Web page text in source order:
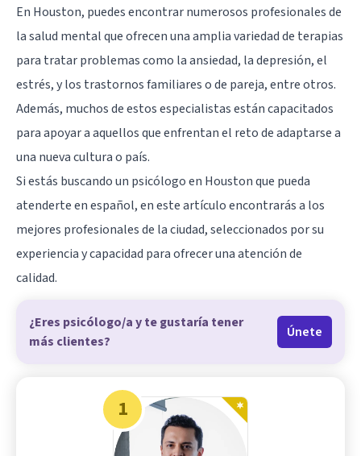
En Houston, puedes encontrar numerosos profesionales de
la salud mental que ofrecen una amplia variedad de terapias
para tratar problemas como la ansiedad, la depresión, el
estrés, y los trastornos familiares o de pareja, entre otros.
Además, muchos de estos especialistas están capacitados
para apoyar a aquellos que enfrentan el reto de adaptarse a
una nueva cultura o país.
Si estás buscando un psicólogo en Houston que pueda
atenderte en español, en este artículo encontrarás a los
mejores profesionales de la ciudad, seleccionados por su
experiencia y capacidad para ofrecer una atención de
calidad.
¿Eres psicólogo/a y te gustaría tener
más clientes?
Únete
1